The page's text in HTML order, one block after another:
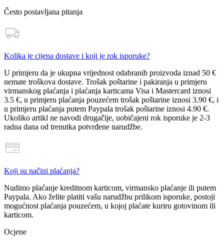
Često postavljana pitanja
Kolika je cijena dostave i koji je rok isporuke?
U primjeru da je ukupna vrijednost odabranih proizvoda iznad 50 €
nemate troškova dostave. Trošak poštarine i pakiranja u primjeru
virmanskog plaćanja i plaćanja karticama Visa i Mastercard iznosi
3.5 €, u primjeru plaćanja pouzećem trošak poštarine iznosi 3.90 €, i
u primjeru plaćanja putem Paypala trošak poštarine iznosi 4.90 €.
Ukoliko artikl ne navodi drugačije, uobičajeni rok isporuke je 2-3
radna dana od trenutka potvrđene narudžbe.
Koji su načini plaćanja?
Nudimo plaćanje kreditnom karticom, virmansko plaćanje ili putem
Paypala. Ako želite platiti vašu narudžbu prilikom isporuke, postoji
mogućnost plaćanja pouzećem, u kojoj plaćate kuriru gotovinom ili
karticom.
Ocjene